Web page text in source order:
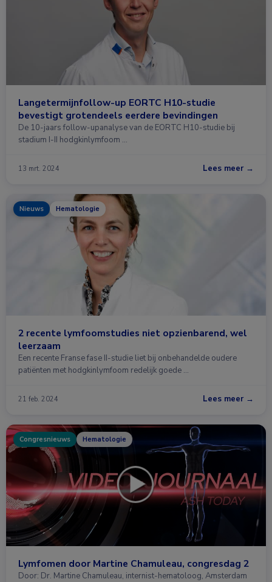
Langetermijnfollow-up EORTC H10-studie
bevestigt grotendeels eerdere bevindingen
De 10-jaars follow-upanalyse van de EORTC H10-studie bij
stadium I-II hodgkinlymfoom …
13 mrt. 2024 Lees meer →
Nieuws Hematologie
2 recente lymfoomstudies niet opzienbarend, wel
leerzaam
Een recente Franse fase II-studie liet bij onbehandelde oudere
patiënten met hodgkinlymfoom redelijk goede …
21 feb. 2024 Lees meer →
Congresnieuws Hematologie
Lymfomen door Martine Chamuleau, congresdag 2
Door: Dr. Martine Chamuleau, internist-hematoloog, Amsterdam